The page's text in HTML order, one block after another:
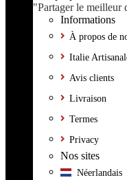
"Partager le
Informations
À propos de
Italie
Avis clients
Livraison
Termes
Privacy
Nos sites
Néerlandais